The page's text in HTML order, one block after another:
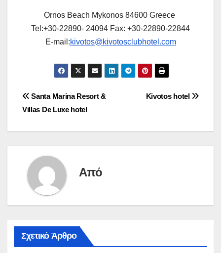
Ornos Beach Mykonos 84600 Greece
Tel:+30-22890- 24094 Fax: +30-22890-22844
E-mail:kivotos@kivotosclubhotel.com
Πλοήγηση
Kivotos hotel
Santa Marina Resort &
Villas De Luxe hotel
Από
Σχετικό Άρθρο